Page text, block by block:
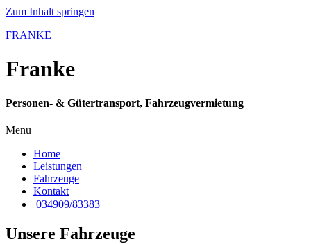
Zum Inhalt springen
FRANKE
Franke
Personen- & Gütertransport, Fahrzeugvermietung
Menu
Home
Leistungen
Fahrzeuge
Kontakt
034909/83383
Unsere Fahrzeuge